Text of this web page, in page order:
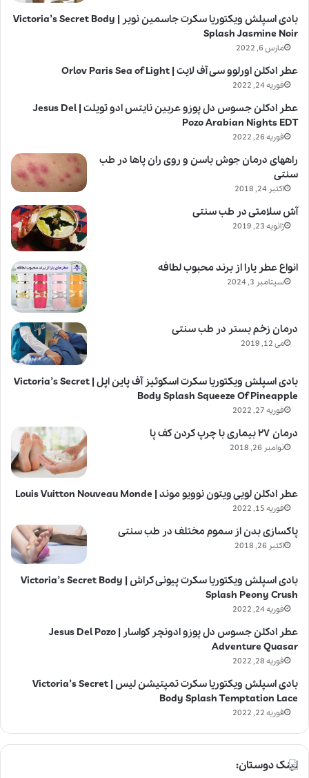
بادی اسپلش ویکتوریا سکرت جاسمین نویر | Victoria’s Secret Body
Splash Jasmine Noir
مارس 6, 2022
عطر ادکلن اورلوو سی آف لایت | Orlov Paris Sea of Light
فوریه 24, 2022
عطر ادکلن جسوس دل پوزو عربین نایتس ادو تویلت | Jesus Del
Pozo Arabian Nights EDT
فوریه 26, 2022
راههای درمان جوش باسن و روی ران پاها در طب
سنتی
اکتبر 24, 2018
آش سلامتی در طب سنتی
ژانویه 23, 2019
انواع عطر یارا از برند محبوب لطافه
سپتامبر 3, 2024
درمان زخم بستر در طب سنتی
می 12, 2019
بادی اسپلش ویکتوریا سکرت اسکوئیز آف پاین اپل | Victoria’s Secret
Body Splash Squeeze Of Pineapple
فوریه 27, 2022
درمان ۲۷ بیماری با چرپ کردن کف پا
نوامبر 26, 2018
عطر ادکلن لویی ویتون نوویو موند | Louis Vuitton Nouveau Monde
فوریه 15, 2022
پاکسازی بدن از سموم مختلف در طب سنتی
اکتبر 26, 2018
بادی اسپلش ویکتوریا سکرت پیونی کراش | Victoria’s Secret Body
Splash Peony Crush
فوریه 24, 2022
عطر ادکلن جسوس دل پوزو ادونچر کواسار | Jesus Del Pozo
Adventure Quasar
فوریه 28, 2022
بادی اسپلش ویکتوریا سکرت تمپتیشن لیس | Victoria’s Secret
Body Splash Temptation Lace
فوریه 22, 2022
لینک دوستان: